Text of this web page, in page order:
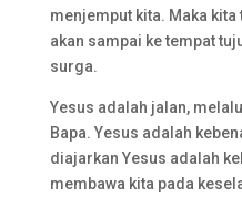
menjemput kita. Maka
akan sampai ke tempat
surga.
Yesus adalah jalan,
Bapa. Yesus adalah
diajarkan Yesus adalah
membawa kita pada